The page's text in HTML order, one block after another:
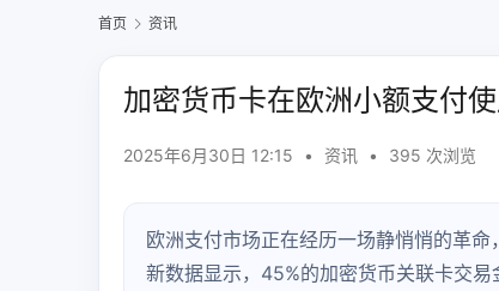
首页 资讯
加密货币卡在欧洲小额支付
2025年6月30日 12:15 • 资讯 • 395 次浏览
欧洲支付市场正在经历一场静悄悄的革
新数据显示，45%的加密货币关联卡交